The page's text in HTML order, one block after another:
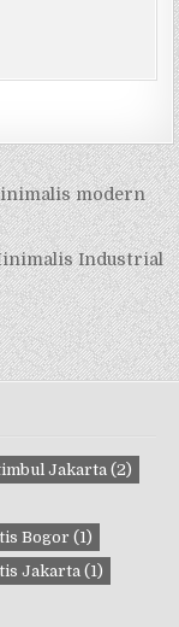
modern
Industrial
Jakarta (2)
Bogor (1)
Jakarta (1)